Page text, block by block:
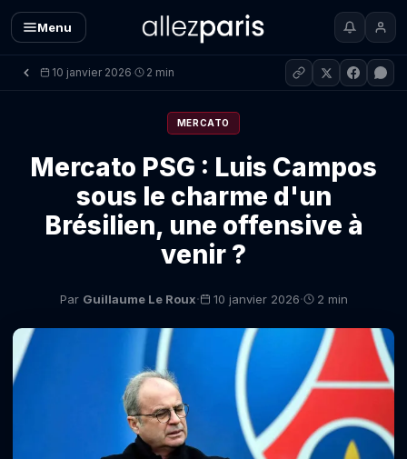
Menu
10 janvier 2026· 2 min
MERCATO
Mercato PSG : Luis Campos
sous le charme d'un
Brésilien, une offensive à
venir ?
Par Guillaume Le Roux· 10 janvier 2026· 2 min